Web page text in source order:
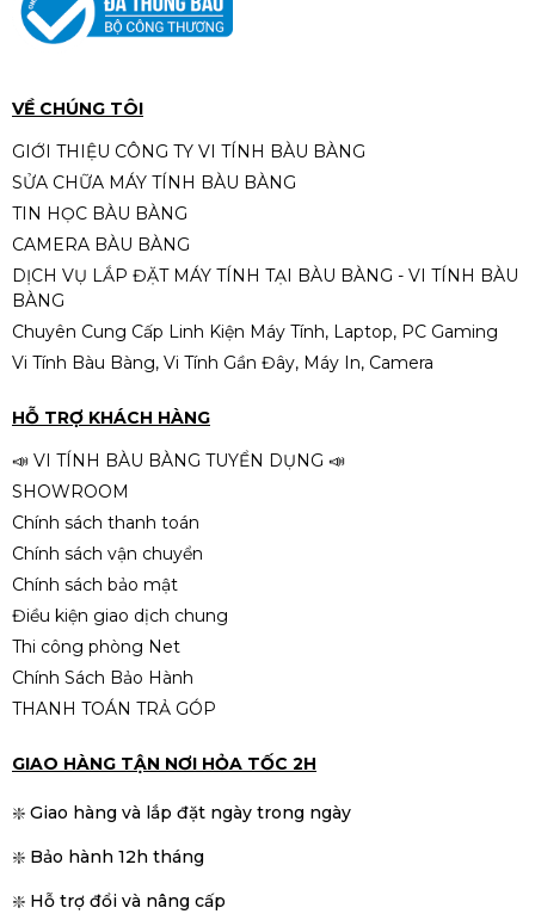
VỀ CHÚNG TÔI
GIỚI THIỆU CÔNG TY VI TÍNH BÀU BÀNG
SỬA CHỮA MÁY TÍNH BÀU BÀNG
TIN HỌC BÀU BÀNG
CAMERA BÀU BÀNG
DỊCH VỤ LẮP ĐẶT MÁY TÍNH TẠI BÀU BÀNG - VI TÍNH BÀU
BÀNG
Chuyên Cung Cấp Linh Kiện Máy Tính, Laptop, PC Gaming
Vi Tính Bàu Bàng, Vi Tính Gần Đây, Máy In, Camera
HỖ TRỢ KHÁCH HÀNG
📣 VI TÍNH BÀU BÀNG TUYỂN DỤNG 📣
SHOWROOM
Chính sách thanh toán
Chính sách vận chuyển
Chính sách bảo mật
Điều kiện giao dịch chung
Thi công phòng Net
Chính Sách Bảo Hành
THANH TOÁN TRẢ GÓP
GIAO HÀNG TẬN NƠI HỎA TỐC 2H
❇️ Giao hàng và lắp đặt ngày trong ngày
❇️ Bảo hành 12h tháng
❇️ Hỗ trợ đổi và nâng cấp